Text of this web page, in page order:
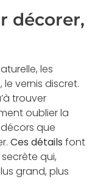
décorer,
les
vernis discret.
trouver
oublier la
que
Ces détails font
qui,
grand, plus